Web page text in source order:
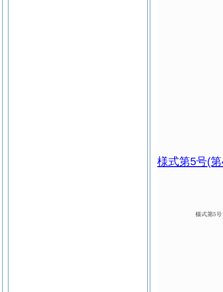
様式第5号(